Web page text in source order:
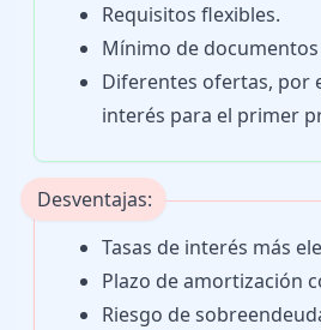
Requisitos flexibles.
Mínimo de
Diferentes ofertas, por
interés para el primer
Desventajas:
Tasas de interés más
Plazo de amortización
Riesgo de